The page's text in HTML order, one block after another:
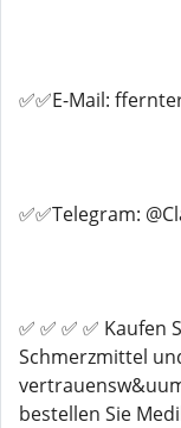
✅✅E-Mail:
✅✅Telegram:
✅ ✅ ✅ ✅
Schmerzmittel
bestellen Sie